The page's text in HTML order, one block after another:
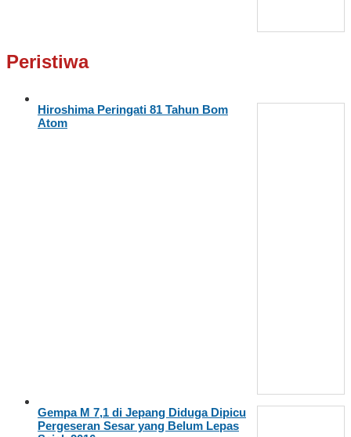
Peristiwa
Hiroshima Peringati 81 Tahun Bom
Atom
Gempa M 7,1 di Jepang Diduga Dipicu
Pergeseran Sesar yang Belum Lepas